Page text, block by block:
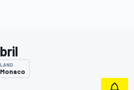
LAND
Monaco